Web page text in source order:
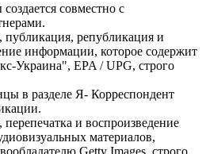
совместно с
републикация и
информации, которое содержит
Украина", EPA / UPG, строго
в разделе Я- Корреспондент
и воспроизведение
материалов,
Getty Images, строго